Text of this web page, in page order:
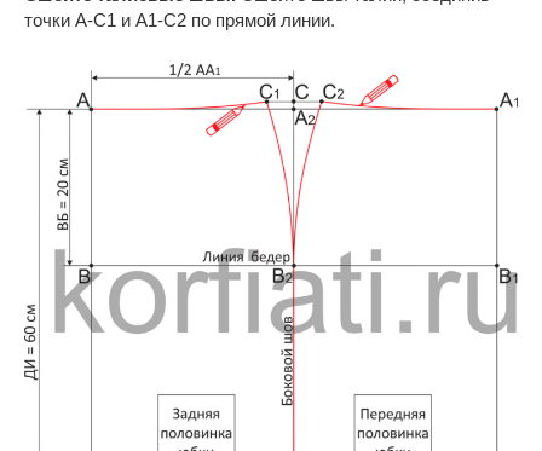
точки А-С1 и А1-С2 по прямой линии.